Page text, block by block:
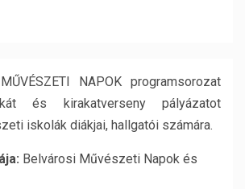
NAPOK programsorozat
és kirakatverseny pályázatot
iskolák diákjai, hallgatói számára.
Belvárosi Művészeti Napok és